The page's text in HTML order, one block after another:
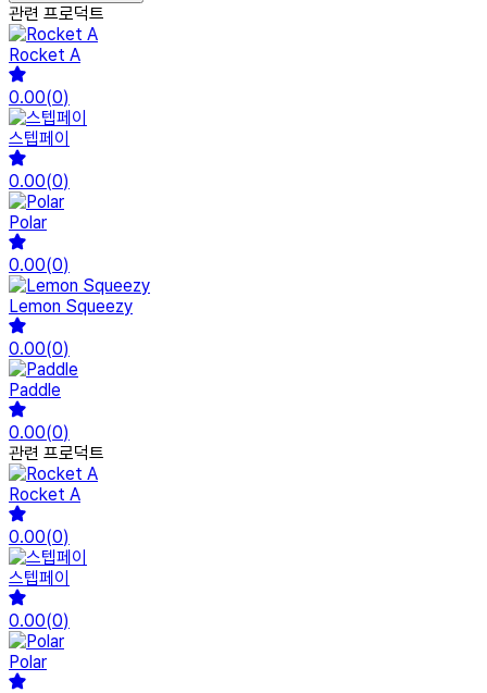
관련 프로덕트
Rocket A
0.00(0)
스텝페이
0.00(0)
Polar
0.00(0)
Lemon Squeezy
0.00(0)
Paddle
0.00(0)
관련 프로덕트
Rocket A
0.00(0)
스텝페이
0.00(0)
Polar